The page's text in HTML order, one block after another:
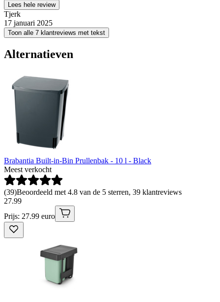
Lees hele review
Tjerk
17 januari 2025
Toon alle 7 klantreviews met tekst
Alternatieven
Brabantia Built-in-Bin Prullenbak - 10 l - Black
Meest verkocht
(39)Beoordeeld met 4.8 van de 5 sterren, 39 klantreviews
27.99
Prijs: 27.99 euro